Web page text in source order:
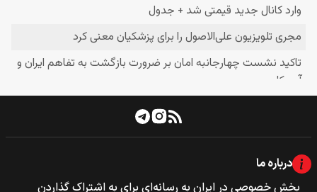
درباره ما
بخش خصوصی‌‌ در ایران به رسانه‌ای برای به اشتراک گذاردن